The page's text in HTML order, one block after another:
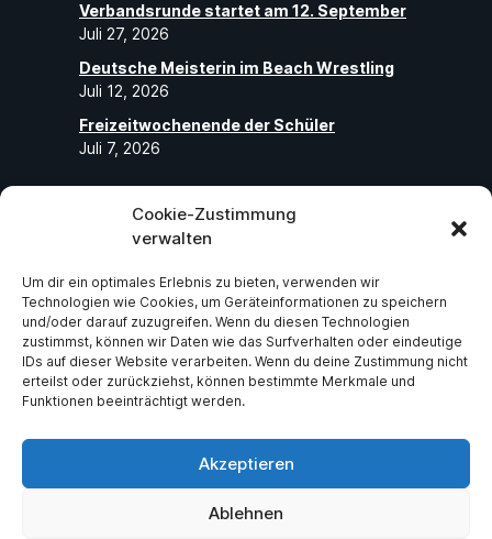
Cookie-Zustimmung
verwalten
Um dir ein optimales Erlebnis zu bieten, verwenden wir
Technologien wie Cookies, um Geräteinformationen zu speichern
und/oder darauf zuzugreifen. Wenn du diesen Technologien
zustimmst, können wir Daten wie das Surfverhalten oder eindeutige
IDs auf dieser Website verarbeiten. Wenn du deine Zustimmung nicht
erteilst oder zurückziehst, können bestimmte Merkmale und
Funktionen beeinträchtigt werden.
Akzeptieren
Ablehnen
Verbandsrunde startet am 12. September
Juli 27, 2026
Deutsche Meisterin im Beach Wrestling
Juli 12, 2026
Freizeitwochenende der Schüler
Juli 7, 2026
Folge uns
Abonniere unseren Social-Media-Seiten
und folge uns, um die neuesten exklusiven
Neuigkeiten über ASV Germania Bruchsal
e.V zu erhalten.
Facebook
Instagram